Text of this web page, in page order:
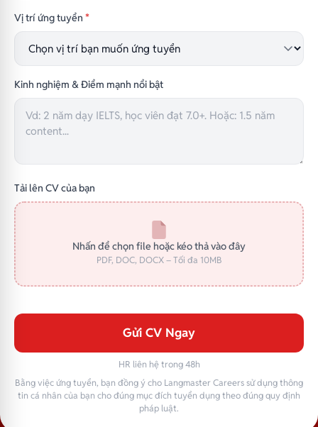
Vị trí ứng tuyển *
Kinh nghiệm & Điểm mạnh nổi bật
Tải lên CV của bạn
Nhấn để chọn file hoặc kéo thả vào đây
PDF, DOC, DOCX – Tối đa 10MB
Gửi CV Ngay
HR liên hệ trong 48h
Bằng việc ứng tuyển, bạn đồng ý cho Langmaster Careers sử dụng thông
tin cá nhân của bạn cho đúng mục đích tuyển dụng theo đúng quy định
pháp luật.